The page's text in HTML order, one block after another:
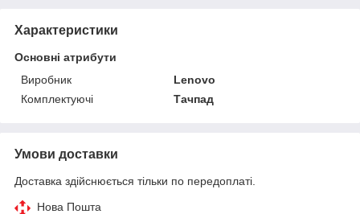
Характеристики
Основні атрибути
Виробник
Lenovo
Комплектуючі
Тачпад
Умови доставки
Доставка здійснюється тільки по передоплаті.
Нова Пошта